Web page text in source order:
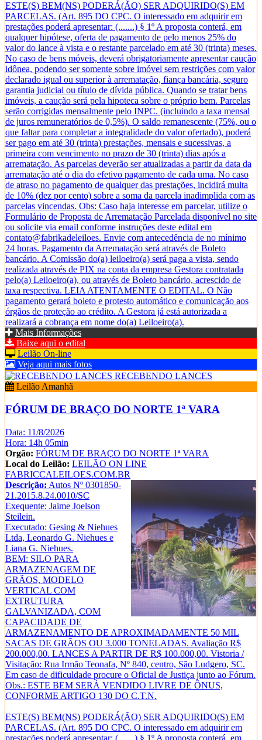
ESTE(S) BEM(NS) PODERÁ(ÃO) SER ADQUIRIDO(S) EM
PARCELAS. (Art. 895 DO CPC. O interessado em adquirir em
prestações poderá apresentar: (.......) § 1º A proposta conterá, em
qualquer hipótese, oferta de pagamento de pelo menos 25% do
valor do lance à vista e o restante parcelado em até 30 (trinta) meses.
No caso de bens móveis, deverá obrigatoriamente apresentar caução
idônea, podendo ser somente sobre imóvel sem restrições com valor
declarado igual ou superior à arrematação, fiança bancária, seguro
garantia judicial ou título de dívida pública. Quando se tratar bens
imóveis, a caução será pela hipoteca sobre o próprio bem. Parcelas
serão corrigidas mensalmente pelo INPC. (incluindo a taxa mensal
de juros remuneratórios de 0,5%). O saldo remanescente (75%, ou o
que faltar para completar a integralidade do valor ofertado), poderá
ser pago em até 30 (trinta) prestações, mensais e sucessivas, a
primeira com vencimento no prazo de 30 (trinta) dias após a
arrematação. As parcelas deverão ser atualizadas a partir da data da
arrematação até o dia do efetivo pagamento de cada uma. No caso
de atraso no pagamento de qualquer das prestações, incidirá multa
de 10% (dez por cento) sobre a soma da parcela inadimplida com as
parcelas vincendas. Obs: Caso haja interesse em parcelar, utilize o
Formulário de Proposta de Arrematação Parcelada disponível no site
ou solicite via email conforme instruções deste edital em
contato@fabrikadeleiloes. Envie com antecedência de no mínimo
24 horas. Pagamento da Arrematação será através de Boleto
bancário. A Comissão do(a) leiloeiro(a) será paga a vista, sendo
realizada através de PIX na conta da empresa Gestora contratada
pelo(a) Leiloeiro(a), ou através de Boleto bancário, acrescido de
taxa respectiva. LEIA ATENTAMENTE O EDITAL. O Não
pagamento gerará boleto e protesto automático e comunicação aos
órgãos de proteção ao crédito. A Gestora já está autorizada a
realizará a cobrança em nome do(a) Leiloeiro(a).
Mais Informações
Baixe aqui o edital
Leilão On-line
Veja aqui mais fotos
RECEBENDO LANCES
Leilão Amanhã
FÓRUM DE BRAÇO DO NORTE 1ª VARA
Data: 11/8/2026
Hora: 14h 05min
Orgão: FÓRUM DE BRAÇO DO NORTE 1ª VARA
Local do Leilão: LEILÃO ON LINE
FABRICCALEILOES.COM.BR
Descrição: Autos Nº 0301850-
21.2015.8.24.0010/SC
Exequente: Jaime Joelson
Steilein.
Executado: Gesing & Niehues
Ltda, Leonardo G. Niehues e
Liana G. Niehues.
BEM: SILO PARA
ARMAZENAGEM DE
GRÃOS, MODELO
VERTICAL COM
EXTRUTURA
GALVANIZADA, COM
CAPACIDADE DE
ARMAZENAMENTO DE APROXIMADAMENTE 50 MIL
SACAS DE GRÃOS OU 3.000 TONELADAS. Avaliação R$
200.000,00. LANCES A PARTIR DE R$ 100.000,00. Vistoria /
Visitação: Rua Irmão Teonafa, Nº 840, centro, São Ludgero, SC.
Em caso de dificuldade procure o Oficial de Justiça junto ao Fórum.
Obs.: ESTE BEM SERÁ VENDIDO LIVRE DE ÔNUS,
CONFORME ARTIGO 130 DO C.T.N.
ESTE(S) BEM(NS) PODERÁ(ÃO) SER ADQUIRIDO(S) EM
PARCELAS. (Art. 895 DO CPC. O interessado em adquirir em
prestações poderá apresentar: (.......) § 1º A proposta conterá, em